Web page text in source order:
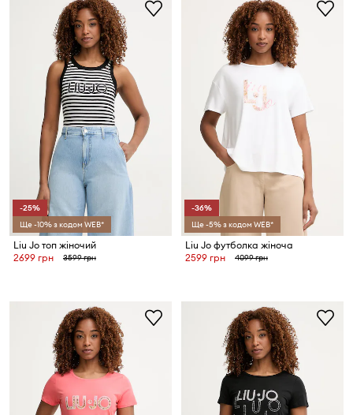
-25%
Ще -10% з кодом WEB*
Liu Jo топ жіночий
2699 грн
3599 грн
-36%
Ще -5% з кодом WEB*
Liu Jo футболка жіноча
2599 грн
4099 грн